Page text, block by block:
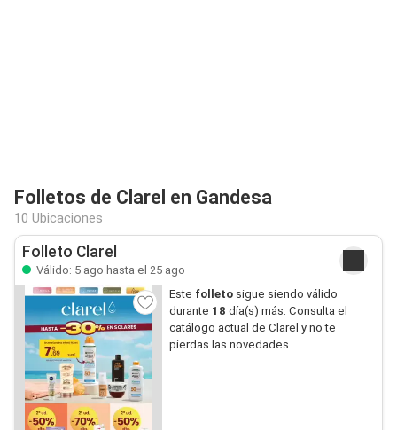
Folletos de Clarel en Gandesa
10 Ubicaciones
Folleto Clarel
Válido: 5 ago hasta el 25 ago
Este folletosigue siendo válido
durante 18 día(s) más. Consulta el
catálogo actual de Clarel y no te
pierdas las novedades.